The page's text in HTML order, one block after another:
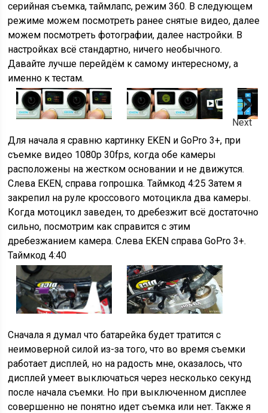
серийная съемка, таймлапс, режим 360. В следующем
режиме можем посмотреть ранее снятые видео, далее
можем посмотреть фотографии, далее настройки. В
настройках всё стандартно, ничего необычного.
Давайте лучше перейдём к самому интересному, а
именно к тестам.
Next
Для начала я сравню картинку EKEN и GoPro 3+, при
съемке видео 1080р 30fps, когда обе камеры
расположены на жестком основании и не движутся.
Слева EKEN, справа гопрошка. Таймкод 4:25 Затем я
закрепил на руле кроссового мотоцикла два камеры.
Когда мотоцикл заведен, то дребезжит всё достаточно
сильно, посмотрим как справится с этим
дребезжанием камера. Слева EKEN справа GoPro 3+.
Таймкод 4:40
Сначала я думал что батарейка будет тратится с
неимоверной силой из-за того, что во время съемки
работает дисплей, но на радость мне, оказалось, что
дисплей умеет выключаться через несколько секунд
после начала съемки. Но при выключенном дисплее
совершенно не понятно идет съемка или нет. Также я